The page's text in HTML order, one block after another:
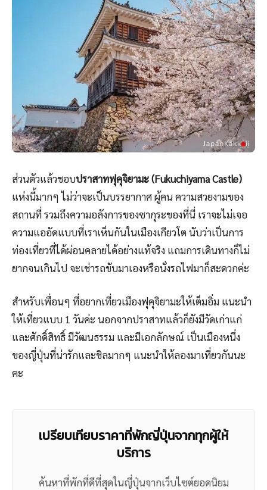
ส่วนตัวแล้วชอบปราสาทฟุคุจิยามะ (Fukuchiyama Castle)
แห่งนี้มากๆ ไม่ว่าจะเป็นบรรยากาศ ผู้คน ความสวยงามของ
สถานที่ รวมถึงความอลังการของซากุระของที่นี่ เราจะไม่เจอ
ความแออัดแบบที่เราเห็นกันในเมืองเกียวโต นับว่าเป็นการ
ท่องเที่ยวที่ได้ผ่อนคลายได้อย่างแท้จริง แถมการเดินทางก็ไม่
ยากจนเกินไป จะเช่ารถขับมาเองหรือนั่งรถไฟมาก็สะดวกค่ะ
สำหรับเพื่อนๆ ที่อยากเที่ยวเมืองฟุคุจิยามะให้เต็มอิ่ม แนะนำ
ให้เที่ยวแบบ 1 วันค่ะ นอกจากปราสาทแล้วก็ยังมีวัดเก่าแก่
และศักดิ์สิทธิ์ มีวัฒนธรรม และมีเอกลักษณ์ เป็นเมืองหนึ่ง
ของญี่ปุ่นที่น่ารักและชิลมากๆ แนะนำให้ลองมาเที่ยวกันนะ
คะ
เปรียบเทียบราคาที่พักญี่ปุ่นจากทุกผู้ให้
บริการ
ค้นหาที่พักที่ดีที่สุดในญี่ปุ่นจากเว็บไซต์ยอดนิยม